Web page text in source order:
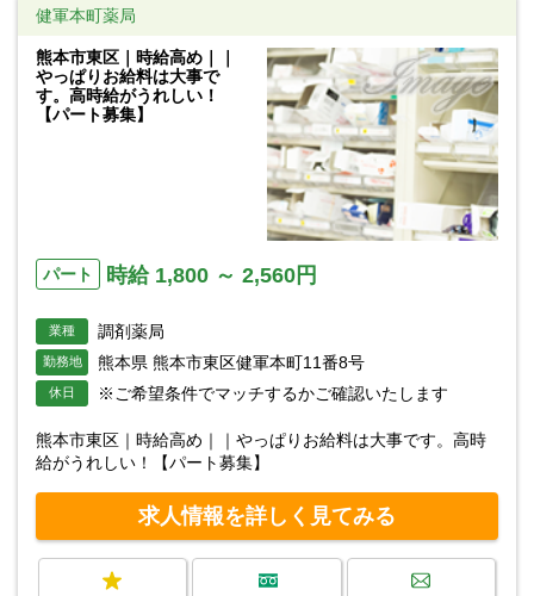
健軍本町薬局
熊本市東区｜時給高め｜｜
やっぱりお給料は大事で
す。高時給がうれしい！
【パート募集】
パート 時給 1,800 ～ 2,560円
業種 調剤薬局
勤務地 熊本県 熊本市東区健軍本町11番8号
休日 ※ご希望条件でマッチするかご確認いたします
熊本市東区｜時給高め｜｜やっぱりお給料は大事です。高時
給がうれしい！【パート募集】
求人情報を詳しく見てみる